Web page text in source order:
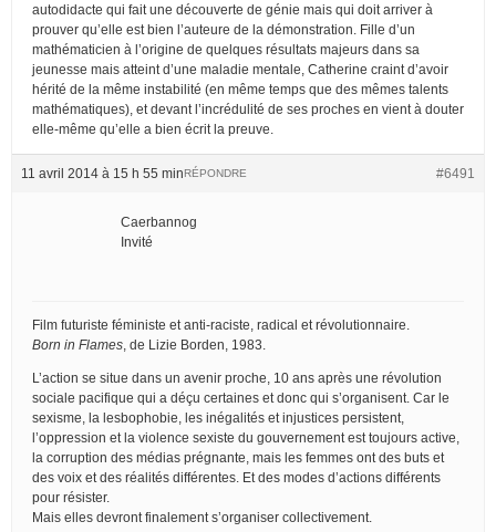
autodidacte qui fait une découverte de génie mais qui doit arriver à
prouver qu’elle est bien l’auteure de la démonstration. Fille d’un
mathématicien à l’origine de quelques résultats majeurs dans sa
jeunesse mais atteint d’une maladie mentale, Catherine craint d’avoir
hérité de la même instabilité (en même temps que des mêmes talents
mathématiques), et devant l’incrédulité de ses proches en vient à douter
elle-même qu’elle a bien écrit la preuve.
11 avril 2014 à 15 h 55 min #6491
RÉPONDRE
Caerbannog
Invité
Film futuriste féministe et anti-raciste, radical et révolutionnaire.
Born in Flames , de Lizie Borden, 1983.
L’action se situe dans un avenir proche, 10 ans après une révolution
sociale pacifique qui a déçu certaines et donc qui s’organisent. Car le
sexisme, la lesbophobie, les inégalités et injustices persistent,
l’oppression et la violence sexiste du gouvernement est toujours active,
la corruption des médias prégnante, mais les femmes ont des buts et
des voix et des réalités différentes. Et des modes d’actions différents
pour résister.
Mais elles devront finalement s’organiser collectivement.